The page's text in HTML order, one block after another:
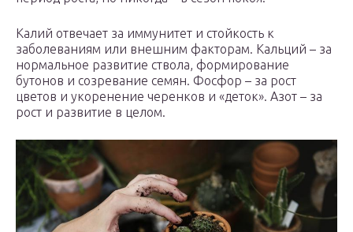
Калий отвечает за иммунитет и стойкость к
заболеваниям или внешним факторам. Кальций – за
нормальное развитие ствола, формирование
бутонов и созревание семян. Фосфор – за рост
цветов и укоренение черенков и «деток». Азот – за
рост и развитие в целом.